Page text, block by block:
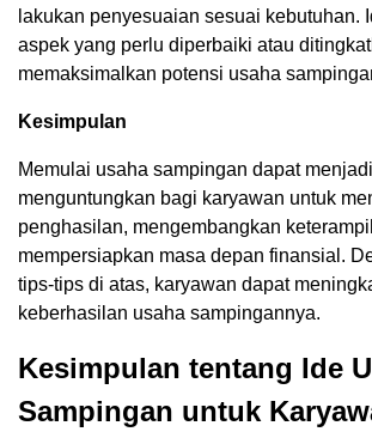
lakukan penyesuaian sesuai kebutuhan.
aspek yang perlu diperbaiki atau
memaksimalkan potensi usaha
Kesimpulan
Memulai usaha sampingan dapat
menguntungkan bagi karyawan untuk
penghasilan, mengembangkan
mempersiapkan masa depan finansial.
tips-tips di atas, karyawan dapat
keberhasilan usaha sampingannya.
Kesimpulan tentang Ide
Sampingan untuk